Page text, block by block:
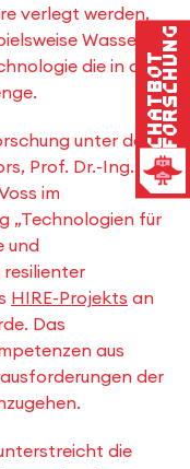
verlegt werden,
Wasser)
die in der
unter der
Prof. Dr.-Ing.
im
„Technologien für
und
HIRE-Projekts an
Das
aus
der
die
ChatbotForschung